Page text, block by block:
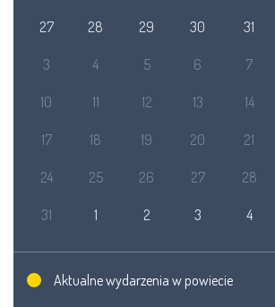
27 28 29 30 31
3 4 5 6 7
10 11 12 13 14
17 18 19 20 21
24 25 26 27 28
31 1 2 3 4
Aktualne wydarzenia w powiecie